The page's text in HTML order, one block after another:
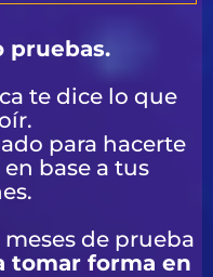
pruebas.
te dice lo que
para hacerte
base a tus
de prueba
tomar forma en